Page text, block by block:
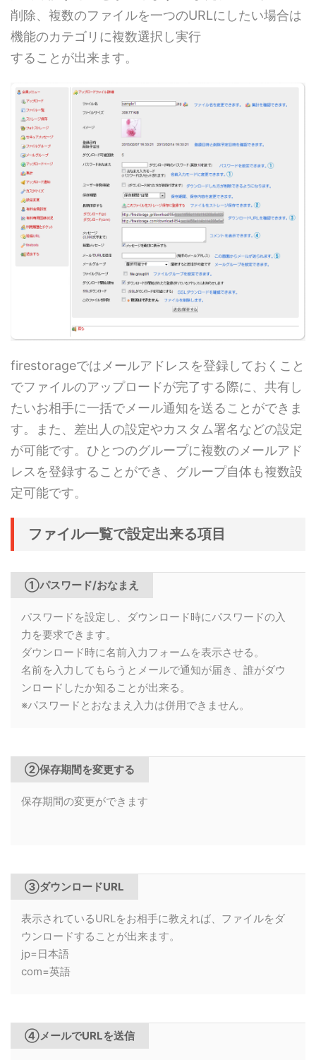
削除、複数のファイルを一つのURLにしたい場合は
機能のカテゴリに複数選択し実行
することが出来ます。
firestorageではメールアドレスを登録しておくこと
でファイルのアップロードが完了する際に、共有し
たいお相手に一括でメール通知を送ることができま
す。また、差出人の設定やカスタム署名などの設定
が可能です。ひとつのグループに複数のメールアド
レスを登録することができ、グループ自体も複数設
定可能です。
ファイル一覧で設定出来る項目
①パスワード/おなまえ
パスワードを設定し、ダウンロード時にパスワードの入
力を要求できます。
ダウンロード時に名前入力フォームを表示させる。
名前を入力してもらうとメールで通知が届き、誰がダウ
ンロードしたか知ることが出来る。
※パスワードとおなまえ入力は併用できません。
②保存期間を変更する
保存期間の変更ができます
③ダウンロードURL
表示されているURLをお相手に教えれば、ファイルをダ
ウンロードすることが出来ます。
jp=日本語
com=英語
④メールでURLを送信